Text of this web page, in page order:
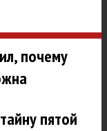
почему
пятой